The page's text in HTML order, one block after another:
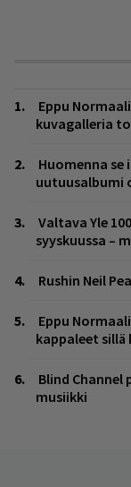
Eppu
kuvagalleria
Huomenna se
uutuusalbumi
Valtava Yle
syyskuussa –
Rushin Neil
Eppu
kappaleet sillä
Blind
musiikki